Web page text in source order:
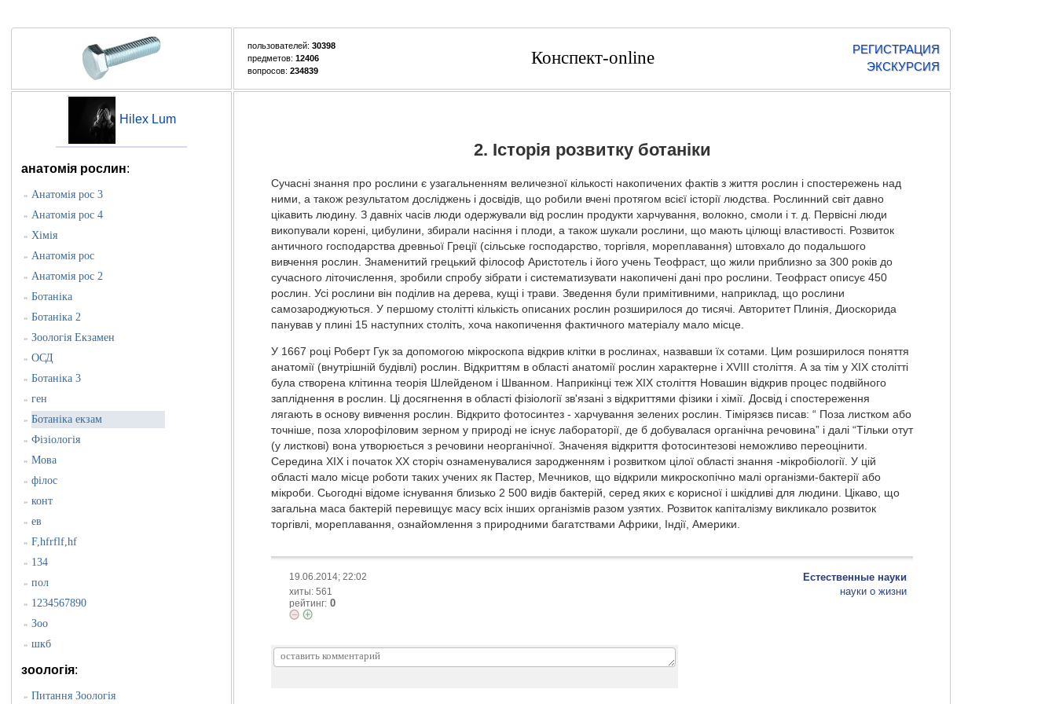
пользователей: 30398
предметов: 12406
вопросов: 234839
Конспект-online
РЕГИСТРАЦИЯ
ЭКСКУРСИЯ
Hilex Lum
анатомія рослин:
» Анатомія рос 3
» Анатомія рос 4
» Хімія
» Анатомія рос
» Анатомія рос 2
» Ботаніка
» Ботаніка 2
» Зоологія Екзамен
» ОСД
» Ботаніка 3
» ген
» Ботаніка екзам
» Фізіологія
» Мова
» філос
» конт
» ев
» F,hfrflf,hf
» 134
» пол
» 1234567890
» Зоо
» шкб
зоологія:
» Питання Зоологія
2. Історія розвитку ботаніки
Сучасні знання про рослини є узагальненням величезної кількості накопичених фактів з життя рослин і спостережень над
ними, а також результатом досліджень і досвідів, що робили вчені протягом всієї історії людства. Рослинний світ давно
цікавить людину. З давніх часів люди одержували від рослин продукти харчування, волокно, смоли і т. д. Первісні люди
викопували корені, цибулини, збирали насіння і плоди, а також шукали рослини, що мають цілющі властивості. Розвиток
античного господарства древньої Греції (сільське господарство, торгівля, мореплавання) штовхало до подальшого
вивчення рослин. Знаменитий грецький філософ Аристотель і його учень Теофраст, що жили приблизно за 300 років до
сучасного літочислення, зробили спробу зібрати і систематизувати накопичені дані про рослини. Теофраст описує 450
рослин. Усі рослини він поділив на дерева, кущі і трави. Зведення були примітивними, наприклад, що рослини
самозароджуються. У першому столітті кількість описаних рослин розширилося до тисячі. Авторитет Плинія, Диоскорида
панував у плині 15 наступних століть, хоча накопичення фактичного матеріалу мало місце.
У 1667 році Роберт Гук за допомогою мікроскопа відкрив клітки в рослинах, назвавши їх сотами. Цим розширилося поняття
анатомії (внутрішній будівлі) рослин. Відкриттям в області анатомії рослин характерне і XVIII століття. А за тім у XIX столітті
була створена клітинна теорія Шлейденом і Шванном. Наприкінці теж XIX століття Новашин відкрив процес подвійного
запліднення в рослин. Ці досягнення в області фізіології зв'язані з відкриттями фізики і хімії. Досвід і спостереження
лягають в основу вивчення рослин. Відкрито фотосинтез - харчування зелених рослин. Тімірязєв писав: “ Поза листком або
точніше, поза хлорофіловим зерном у природі не існує лабораторії, де б добувалася органічна речовина” і далі “Тільки отут
(у листкові) вона утворюється з речовини неорганічної. Значеняя відкриття фотосинтезові неможливо переоцінити.
Середина XIX і початок XX сторіч ознаменувалися зародженням і розвитком цілої області знання -мікробіології. У цій
області мало місце роботи таких учених як Пастер, Мечников, що відкрили микроскопічно малі організми-бактерії або
мікроби. Сьогодні відоме існування близько 2 500 видів бактерій, серед яких є корисної і шкідливі для людини. Цікаво, що
загальна маса бактерій перевищує масу всіх інших організмів разом узятих. Розвиток капіталізму викликало розвиток
торгівлі, мореплавання, ознайомлення з природними багатствами Африки, Індії, Америки.
19.06.2014; 22:02
хиты: 561
рейтинг: 0
Естественные науки
науки о жизни